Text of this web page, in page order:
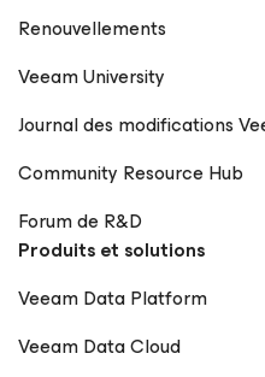
Renouvellements
Veeam University
Journal des modifications
Community Resource Hub
Forum de R&D
Produits et solutions
Veeam Data Platform
Veeam Data Cloud